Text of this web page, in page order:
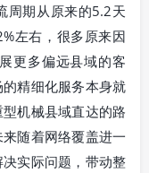
周期从原来的5.2天
左右，很多原来因
更多偏远县域的客
精细化服务本身就
机械县域直达的路
随着网络覆盖进一
实际问题，带动整